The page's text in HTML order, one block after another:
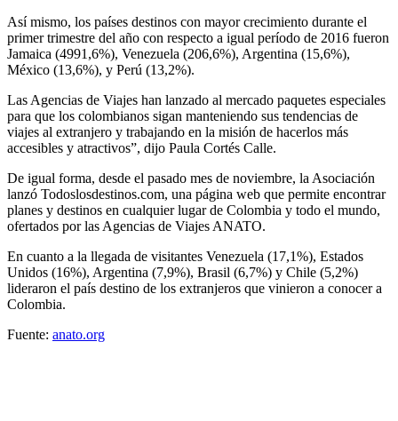
Así mismo, los países destinos con mayor crecimiento durante el
primer trimestre del año con respecto a igual período de 2016 fueron
Jamaica (4991,6%), Venezuela (206,6%), Argentina (15,6%),
México (13,6%), y Perú (13,2%).
Las Agencias de Viajes han lanzado al mercado paquetes especiales
para que los colombianos sigan manteniendo sus tendencias de
viajes al extranjero y trabajando en la misión de hacerlos más
accesibles y atractivos”, dijo Paula Cortés Calle.
De igual forma, desde el pasado mes de noviembre, la Asociación
lanzó Todoslosdestinos.com, una página web que permite encontrar
planes y destinos en cualquier lugar de Colombia y todo el mundo,
ofertados por las Agencias de Viajes ANATO.
En cuanto a la llegada de visitantes Venezuela (17,1%), Estados
Unidos (16%), Argentina (7,9%), Brasil (6,7%) y Chile (5,2%)
lideraron el país destino de los extranjeros que vinieron a conocer a
Colombia.
Fuente: anato.org